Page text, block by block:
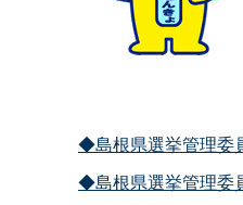
◆島根県選挙管理委
◆島根県選挙管理委